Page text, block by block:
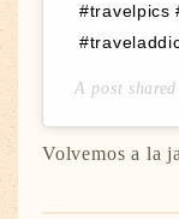
#travelpics
A post
Volvemos a la